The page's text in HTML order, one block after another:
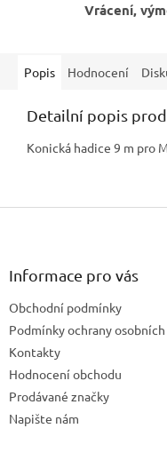
Vrácení,
Popis Hodnocení
Detailní popis
Konická hadice 9 m pro
Z
Informace pro vás
Obchodní podmínky
Podmínky ochrany
Kontakty
Hodnocení obchodu
Prodávané značky
Napište nám